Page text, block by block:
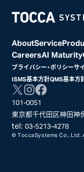
Home
AboutService
CareersAI Maturity
プライバシー・ポリシーサ
ISMS基本方針QMS基本方
101-0051
東京都千代田区神田神
tel: 03-5213-4278
© ToccaSystems Co., Ltd.